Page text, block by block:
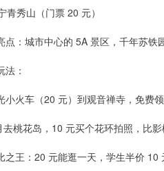
青秀山（门票 20 元）​
点：城市中心的 5A 景区，千年苏铁
法：​
小火车（20 元）到观音禅寺，免费领
桃花岛，10 元买个花环拍照，比影
之王：20 元能逛一天，学生半价 10